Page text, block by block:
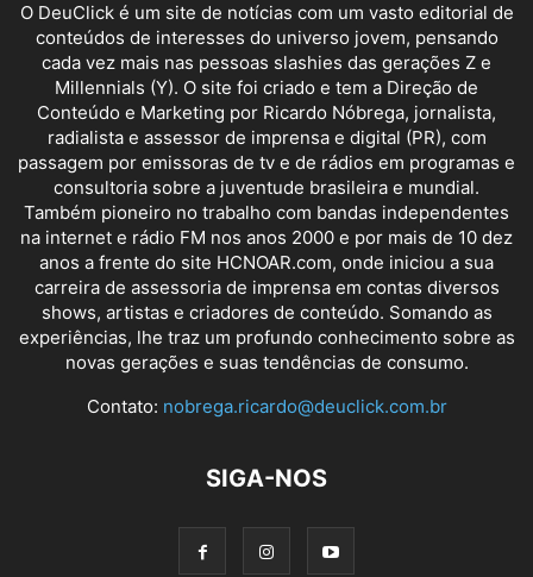
O DeuClick é um site de notícias com um vasto editorial de
conteúdos de interesses do universo jovem, pensando
cada vez mais nas pessoas slashies das gerações Z e
Millennials (Y). O site foi criado e tem a Direção de
Conteúdo e Marketing por Ricardo Nóbrega, jornalista,
radialista e assessor de imprensa e digital (PR), com
passagem por emissoras de tv e de rádios em programas e
consultoria sobre a juventude brasileira e mundial.
Também pioneiro no trabalho com bandas independentes
na internet e rádio FM nos anos 2000 e por mais de 10 dez
anos a frente do site HCNOAR.com, onde iniciou a sua
carreira de assessoria de imprensa em contas diversos
shows, artistas e criadores de conteúdo. Somando as
experiências, lhe traz um profundo conhecimento sobre as
novas gerações e suas tendências de consumo.
Contato: nobrega.ricardo@deuclick.com.br
SIGA-NOS